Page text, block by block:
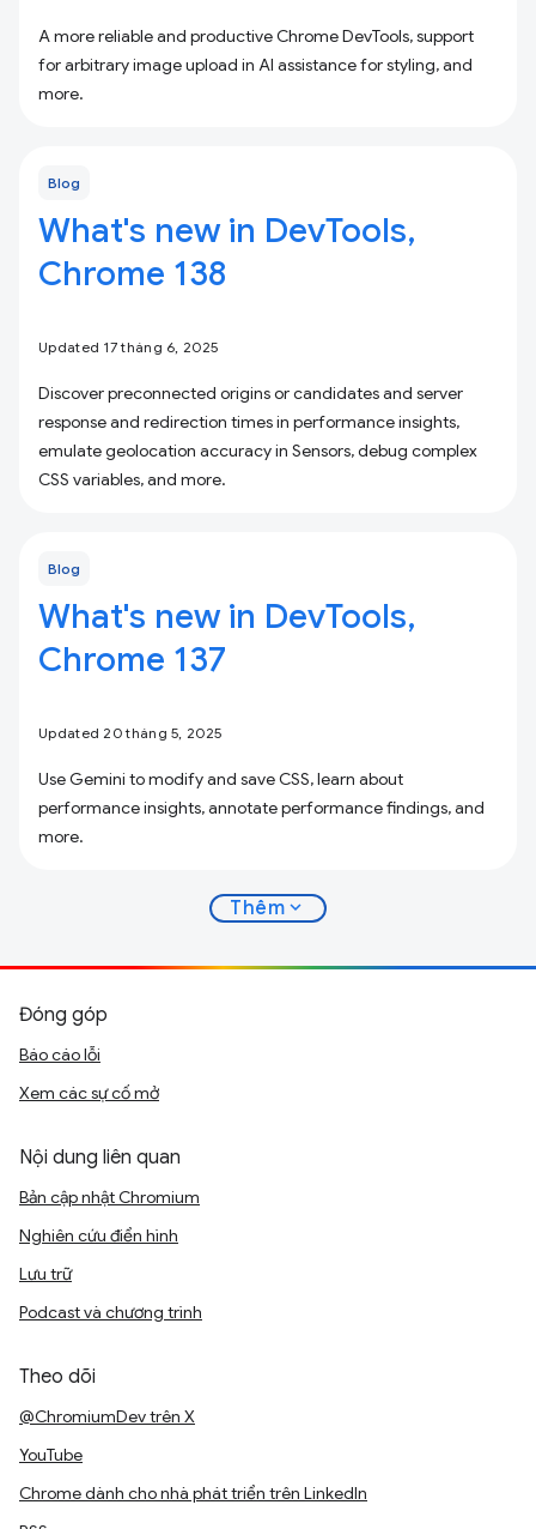
A more reliable and productive Chrome DevTools, support
for arbitrary image upload in AI assistance for styling, and
more.
Blog
What's new in DevTools,
Chrome 138
Updated 17 tháng 6, 2025
Discover preconnected origins or candidates and server
response and redirection times in performance insights,
emulate geolocation accuracy in Sensors, debug complex
CSS variables, and more.
Blog
What's new in DevTools,
Chrome 137
Updated 20 tháng 5, 2025
Use Gemini to modify and save CSS, learn about
performance insights, annotate performance findings, and
more.
Thêm expand_more
Đóng góp
Báo cáo lỗi
Xem các sự cố mở
Nội dung liên quan
Bản cập nhật Chromium
Nghiên cứu điển hình
Lưu trữ
Podcast và chương trình
Theo dõi
@ChromiumDev trên X
YouTube
Chrome dành cho nhà phát triển trên LinkedIn